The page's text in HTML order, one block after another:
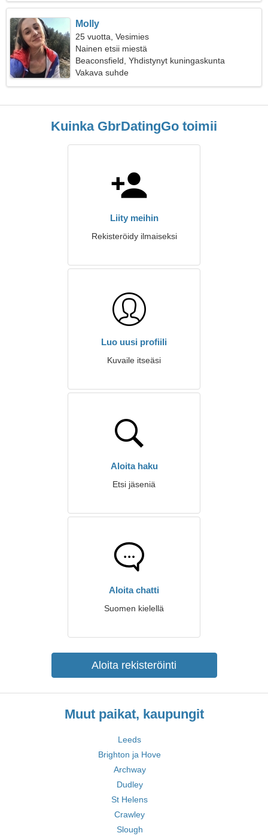
Molly
25 vuotta, Vesimies
Nainen etsii miestä
Beaconsfield, Yhdistynyt kuningaskunta
Vakava suhde
Kuinka GbrDatingGo toimii
Liity meihin
Rekisteröidy ilmaiseksi
Luo uusi profiili
Kuvaile itseäsi
Aloita haku
Etsi jäseniä
Aloita chatti
Suomen kielellä
Aloita rekisteröinti
Muut paikat, kaupungit
Leeds
Brighton ja Hove
Archway
Dudley
St Helens
Crawley
Slough